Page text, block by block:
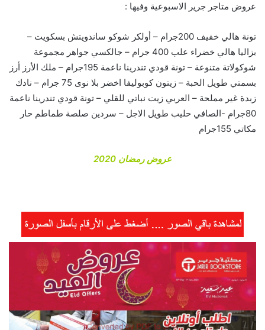
عروض متاجر جرير الاسبوعية وفيها :
تونة هالي خفيف 200جرام – أولكر شوكو ساندويتش بسكويت –
بزاليا هالي خضراء علب 400 جرام – جالكسي جواهر مجموعة
شوكولاتة متنوعة – تونة قودي تندرينا ناعمة 195جرام – ملك الأرز أرز
بسمتي طويل الحبة – زيتون كوبوليفا اخضر بلا نوى 75 جرام – نادك
زبدة غير مملحة – العربي زيت نباتي للقلي – تونة قودي تندرينا ناعمة
80جرام -الصافي حليب طويل الاجل – سردين صلصة طماطم حار
مكاتي 155جرام
عروض رمضان 2020